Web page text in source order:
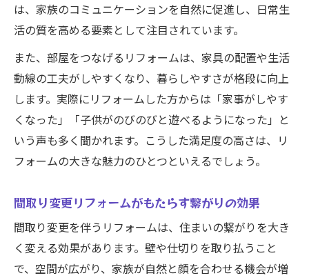
は、家族のコミュニケーションを自然に促進し、日常生
活の質を高める要素として注目されています。
また、部屋をつなげるリフォームは、家具の配置や生活
動線の工夫がしやすくなり、暮らしやすさが格段に向上
します。実際にリフォームした方からは「家事がしやす
くなった」「子供がのびのびと遊べるようになった」と
いう声も多く聞かれます。こうした満足度の高さは、リ
フォームの大きな魅力のひとつといえるでしょう。
間取り変更リフォームがもたらす繋がりの効果
間取り変更を伴うリフォームは、住まいの繋がりを大き
く変える効果があります。壁や仕切りを取り払うこと
で、空間が広がり、家族が自然と顔を合わせる機会が増